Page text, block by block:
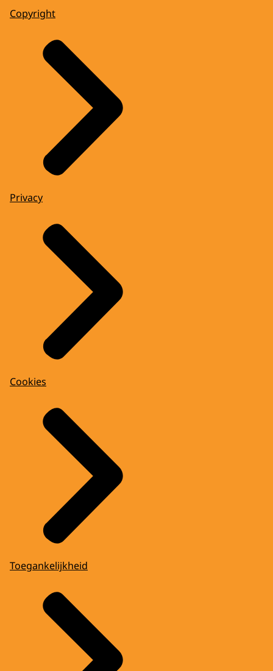
Copyright
Privacy
Cookies
Toegankelijkheid